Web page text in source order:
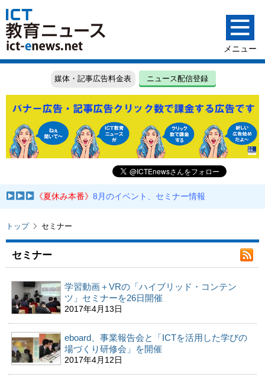
媒体・記事広告料金表 ニュース配信登録
《夏休み本番》8月のイベント、セミナー情報
トップ セミナー
セミナー
学習動画＋VRの「ハイブリッド・コンテン
ツ」セミナーを26日開催
2017年4月13日
eboard、事業報告会と「ICTを活用した学びの
場づくり研修会」を開催
2017年4月12日